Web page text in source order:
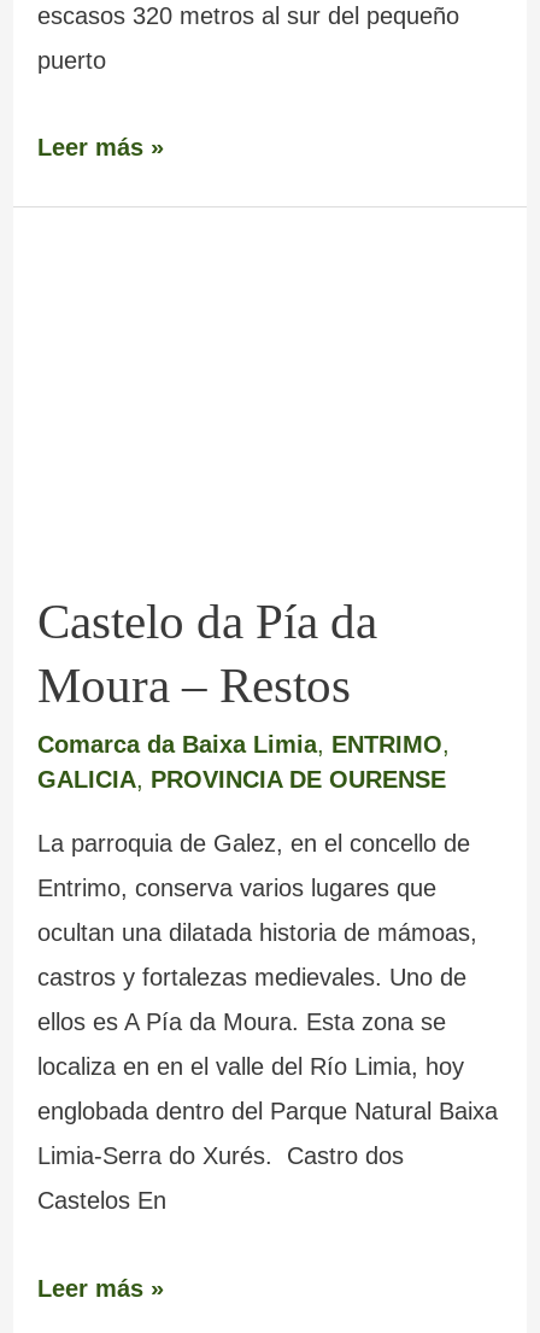
escasos 320 metros al sur del pequeño
puerto
Leer más »
Castelo da Pía da
Moura – Restos
Comarca da Baixa Limia, ENTRIMO,
GALICIA, PROVINCIA DE OURENSE
La parroquia de Galez, en el concello de
Entrimo, conserva varios lugares que
ocultan una dilatada historia de mámoas,
castros y fortalezas medievales. Uno de
ellos es A Pía da Moura. Esta zona se
localiza en en el valle del Río Limia, hoy
englobada dentro del Parque Natural Baixa
Limia-Serra do Xurés. Castro dos
Castelos En
Leer más »